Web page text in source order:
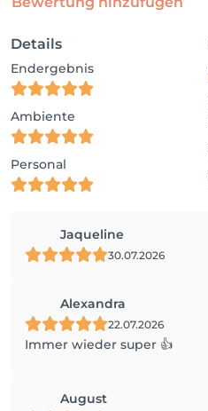
Details
Endergebnis
Ambiente
Personal
Jaqueline
30.07.2026
Alexandra
22.07.2026
Immer wieder super 👍
August